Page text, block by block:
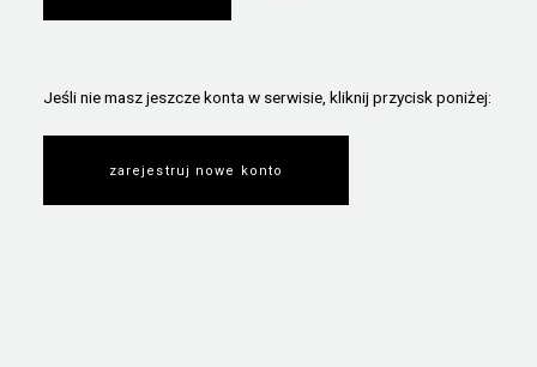
Jeśli nie masz jeszcze konta w serwisie, kliknij przycisk poniżej:
zarejestruj nowe konto